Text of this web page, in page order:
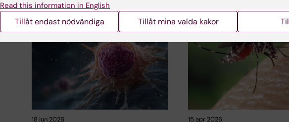
18 jun 2026 15 apr 2026
Read this information in English
Tillåt endast nödvändiga Tillåt mina valda kakor